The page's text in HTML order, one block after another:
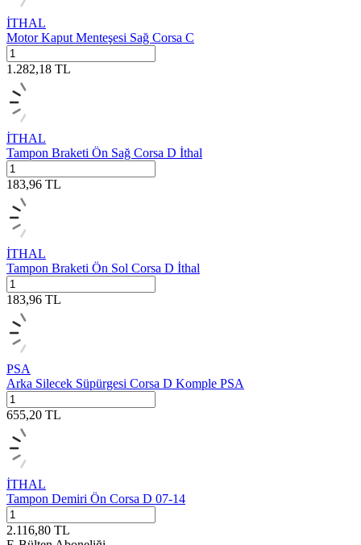
İTHAL
Motor Kaput Menteşesi Sağ Corsa C
1.282,18 TL
İTHAL
Tampon Braketi Ön Sağ Corsa D İthal
183,96 TL
İTHAL
Tampon Braketi Ön Sol Corsa D İthal
183,96 TL
PSA
Arka Silecek Süpürgesi Corsa D Komple PSA
655,20 TL
İTHAL
Tampon Demiri Ön Corsa D 07-14
2.116,80 TL